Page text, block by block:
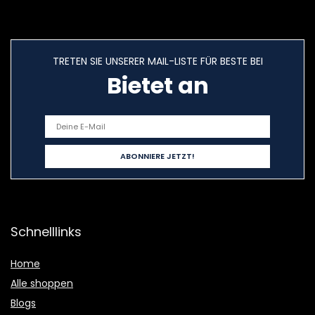
TRETEN SIE UNSERER MAIL-LISTE FÜR BESTE BEI
Bietet an
Schnelllinks
Home
Alle shoppen
Blogs